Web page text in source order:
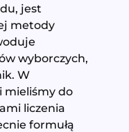
jest
metody
wyborczych,
W
mieliśmy do
liczenia
formułą